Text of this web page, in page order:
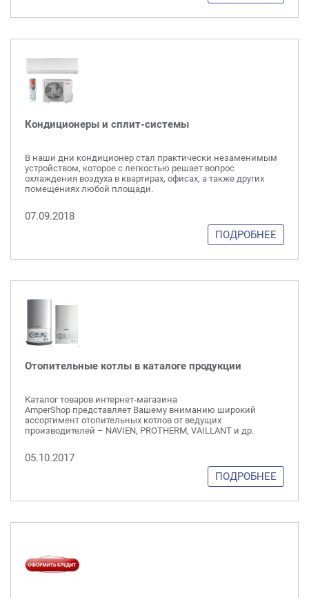
Кондиционеры и сплит-системы
В наши дни кондиционер стал практически незаменимым
устройством, которое с легкостью решает вопрос
охлаждения воздуха в квартирах, офисах, а также других
помещениях любой площади.
07.09.2018
ПОДРОБНЕЕ
Отопительные котлы в каталоге продукции
Каталог товаров интернет-магазина
AmperShop представляет Вашему вниманию широкий
ассортимент отопительных котлов от ведущих
производителей – NAVIEN, PROTHERM, VAILLANT и др.
05.10.2017
ПОДРОБНЕЕ